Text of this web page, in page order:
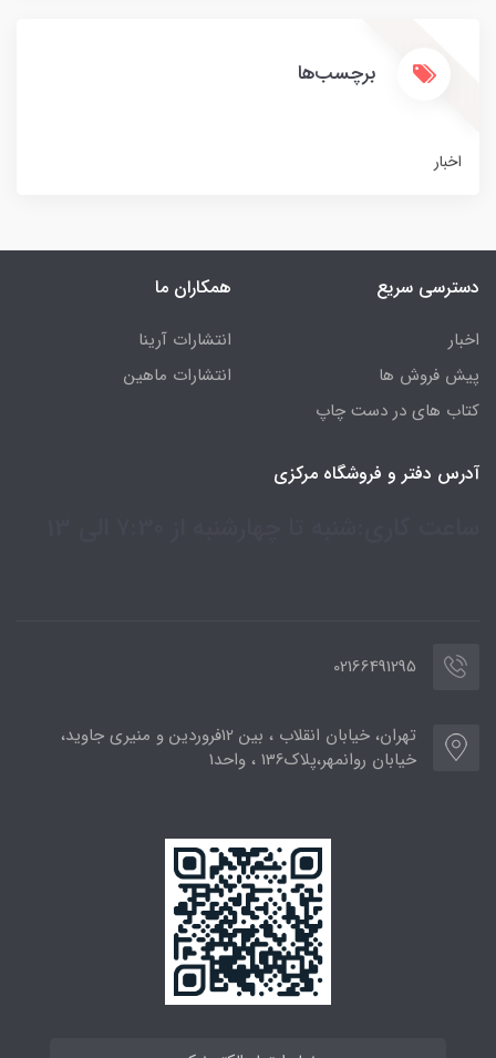
برچسب‌ها
اخبار
دسترسی سریع
اخبار
پیش فروش ها
کتاب های در دست چاپ
همکاران ما
انتشارات آرینا
انتشارات ماهین
آدرس دفتر و فروشگاه مرکزی
02166491295
تهران، خیابان انقلاب ، بین 12فروردین و منیری جاوید،
خیابان روانمهر،پلاک136 ، واحد1